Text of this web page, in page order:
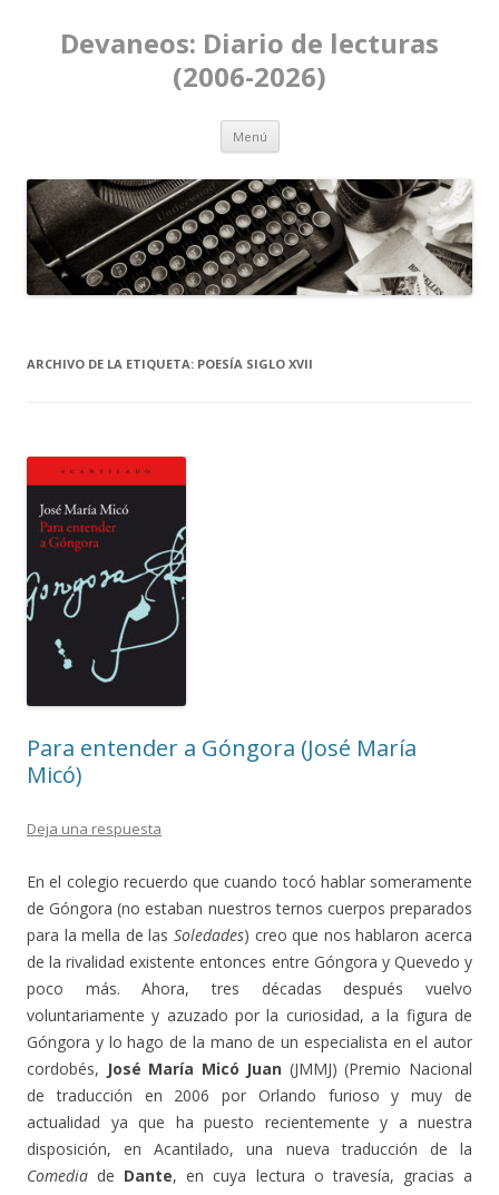
Devaneos: Diario de lecturas
(2006-2026)
Menú Ir al contenido
ARCHIVO DE LA ETIQUETA: POESÍA SIGLO XVII
Para entender a Góngora (José María
Micó)
Deja una respuesta
En el colegio recuerdo que cuando tocó hablar someramente
de Góngora (no estaban nuestros ternos cuerpos preparados
para la mella de las Soledades) creo que nos hablaron acerca
de la rivalidad existente entonces entre Góngora y Quevedo y
poco más. Ahora, tres décadas después vuelvo
voluntariamente y azuzado por la curiosidad, a la figura de
Góngora y lo hago de la mano de un especialista en el autor
cordobés, José María Micó Juan (JMMJ) (Premio Nacional
de traducción en 2006 por Orlando furioso y muy de
actualidad ya que ha puesto recientemente y a nuestra
disposición, en Acantilado, una nueva traducción de la
Comedia de Dante, en cuya lectura o travesía, gracias a